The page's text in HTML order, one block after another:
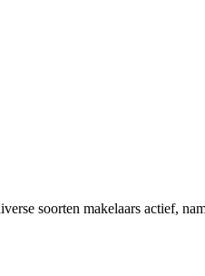
soorten makelaars actief,